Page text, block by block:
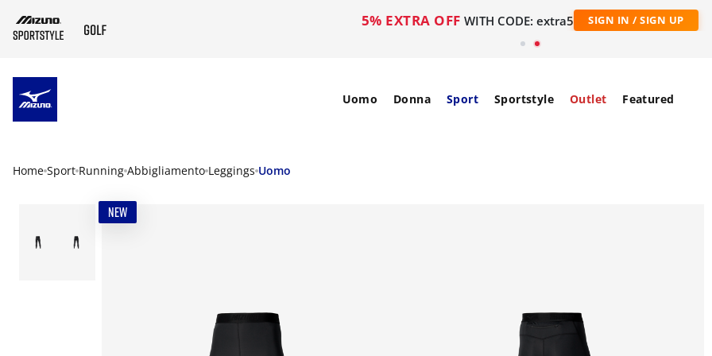
5% EXTRA OFF WITH CODE: extra5 SIGN IN / SIGN UP
Uomo Donna Sport Sportstyle Outlet Featured
Home Sport Running Abbigliamento Leggings Uomo
NEW